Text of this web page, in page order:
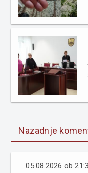
Nazadnje
05.08.2026 ob